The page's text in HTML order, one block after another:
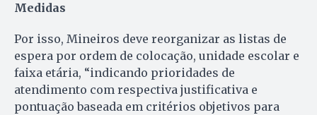
Medidas
Por isso, Mineiros deve reorganizar as listas de
espera por ordem de colocação, unidade escolar e
faixa etária, “indicando prioridades de
atendimento com respectiva justificativa e
pontuação baseada em critérios objetivos para